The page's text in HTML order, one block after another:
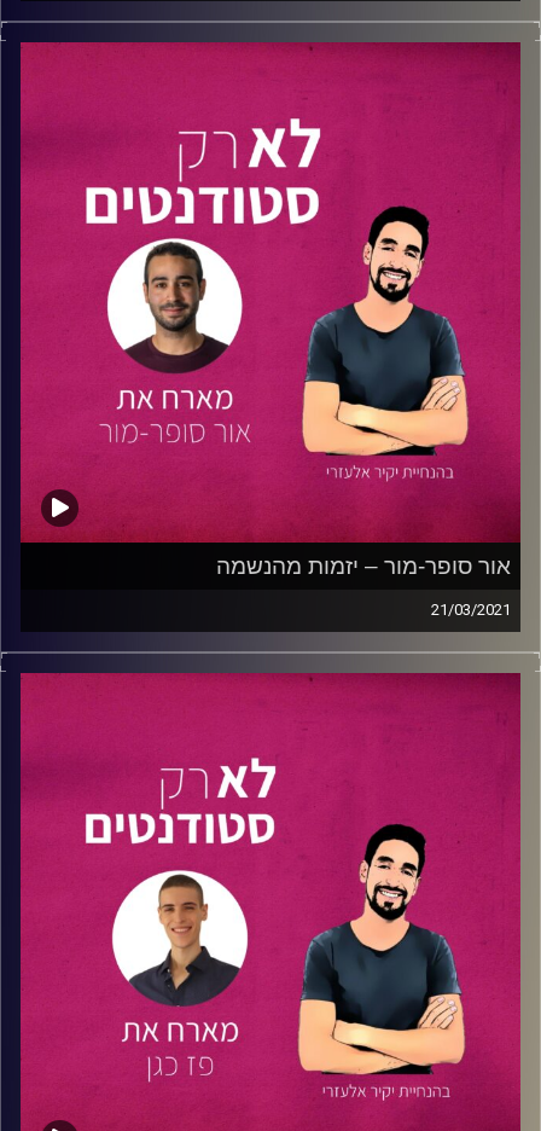
בפרק נוסף של סדרת המומחים מארח נתנאל אתצחי חנניה–
יזם חברתי, איש חינוך,פודקאסטרומאמן עסקי ואישי.
לעולם העבודה ביום שאחרי התואר. באמצעות ניפוץ המיתוסים
והשיחה המרתקת צחי ונתנאל שופכים אור על מהם הדברים
שחשוב להתמקד בהם, על איך לצלוח את התואר, להנות ממנו
וגם להפיק ממנו את המירב, ועוד.
התחלתם כבר את התואר ואתם חושבים כבר על סופו? רוצים
להתחיל את הלימודים אך חוששים מעולם התעסוקה? הפרק
הזה הוא בשבילכם!
דברים שעלו במהלך הפרק:
ספר – חכמת האדישות – מארק מנסון
כוחו של הרגל– דוהיג צרלס
פואטרי סלאם –אתה לא מיוחד– טמיר אהרוני
קרדיט תמונות:
אור סופר-מור – יזמות מהנשמה
21/03/2021
הפעם יקיר מארח לשיחה אתאור סופר-מור, סטודנט לכלכלה
ויזמותבאוניברסיטת רייכמןומנהל את האקסלרטורמומנטום,
בנוסף לכל אלו אור הקים ומנהל עסק מיוחד במינו – מכונות
אוטומטית לרכישת נרות נשמה בבתי עלמין. במהלך הפרק אור
מספר על תהליך גיבוש הרעיון וההוצאה לפועל של הקמת
העסק.
אור ויקיר משוחחים על תכנית מומנטום, על איך הופכים רעיון
למציאות, על מה הכלים שבהם אור משתמש כדי לנווט בין כל
עיסוקיו, וכמובן על האקדמיה, ואיפה היא נכנסת בתוך כל זה.
טיפ מאור : יש לכם רעיון, תעשו איתו משהו.
יזמים בנפשיכם? חולמים בגדול? הפרק הזה הוא בשבילכם.